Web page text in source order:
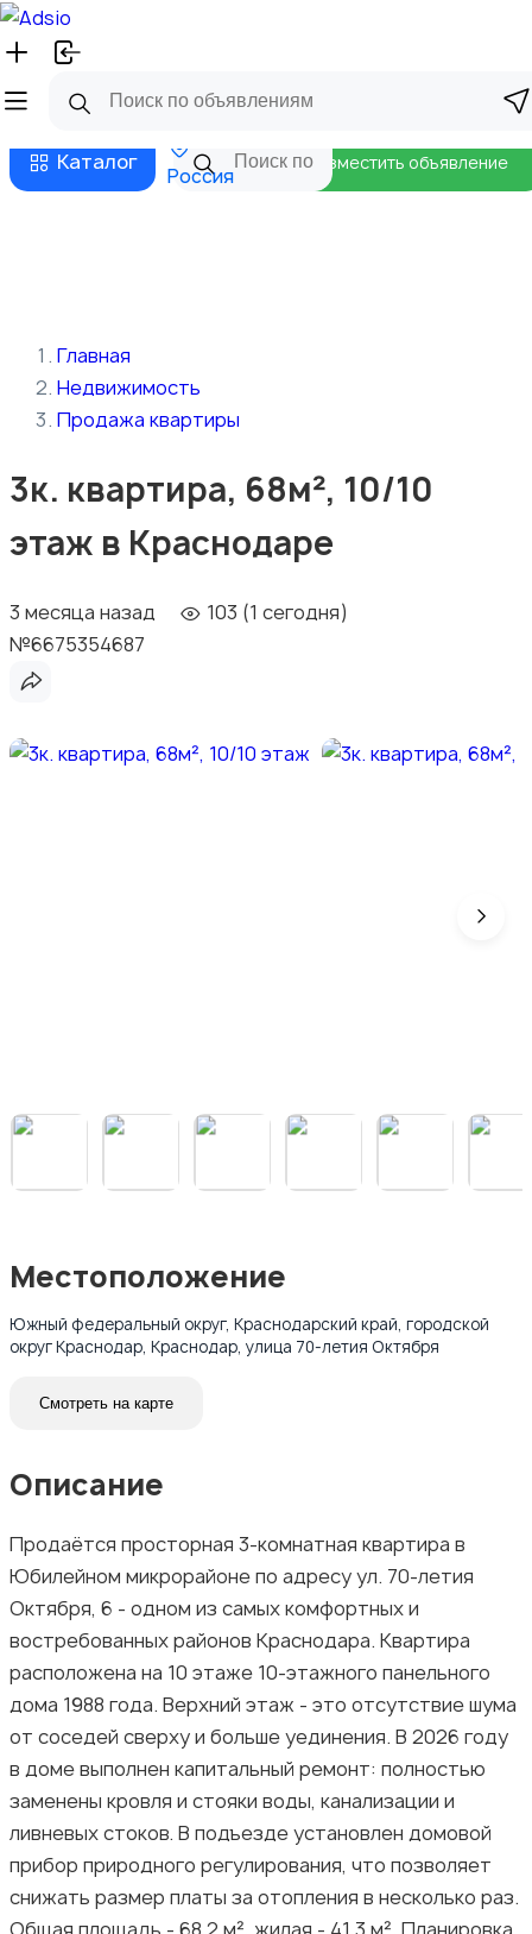
Русский
Бизнес тарифы
Каталог
Россия
Разместить объявление
Главная
Недвижимость
Продажа квартиры
3к. квартира, 68м², 10/10
этаж в Краснодаре
3 месяца назад
103 (1 сегодня)
№6675354687
Местоположение
Южный федеральный округ, Краснодарский край, городской
округ Краснодар, Краснодар, улица 70-летия Октября
Смотреть на карте
Описание
Продаётся просторная 3-комнатная квартира в
Юбилейном микрорайоне по адресу ул. 70-летия
Октября, 6 - одном из самых комфортных и
востребованных районов Краснодара. Квартира
расположена на 10 этаже 10-этажного панельного
дома 1988 года. Верхний этаж - это отсутствие шума
от соседей сверху и больше уединения. В 2026 году
в доме выполнен капитальный ремонт: полностью
заменены кровля и стояки воды, канализации и
ливневых стоков. В подъезде установлен домовой
прибор природного регулирования, что позволяет
снижать размер платы за отопления в несколько раз.